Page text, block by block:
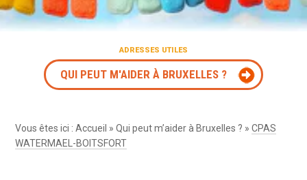
ADRESSES UTILES
QUI PEUT M'AIDER À BRUXELLES ?
Vous êtes ici :Accueil »Qui peut m’aider à Bruxelles ? »CPAS
WATERMAEL-BOITSFORT